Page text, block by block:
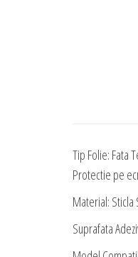
Tip Folie: Fata
Protectie pe
Material: Sticla
Suprafata